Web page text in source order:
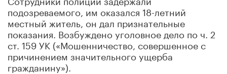
подозреваемого, им оказался 18-летний
местный житель, он дал признательные
показания. Возбуждено уголовное дело по ч. 2
ст. 159 УК («Мошенничество, совершенное с
причинением значительного ущерба
гражданину»).